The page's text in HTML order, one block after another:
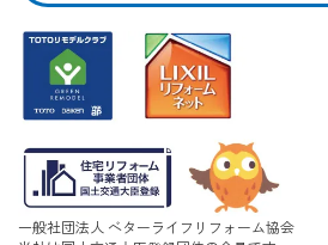
一般社団法人 ベターライフリフォーム協会